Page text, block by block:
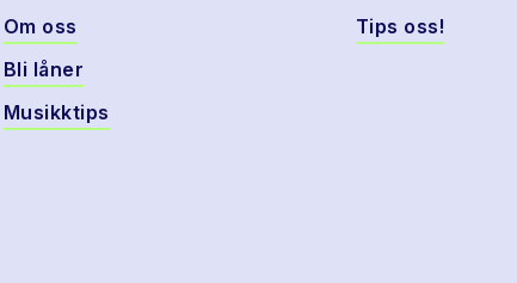
Om oss
Bli låner
Musikktips
Tips oss!